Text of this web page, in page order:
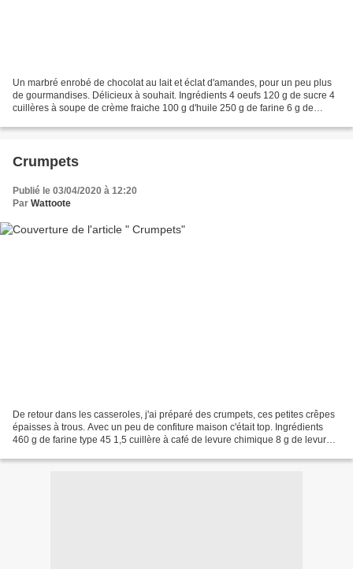
Un marbré enrobé de chocolat au lait et éclat d'amandes, pour un peu plus
de gourmandises. Délicieux à souhait. Ingrédients 4 oeufs 120 g de sucre 4
cuillères à soupe de crème fraiche 100 g d'huile 250 g de farine 6 g de
Crumpets
Publié le 03/04/2020 à 12:20
Par Wattoote
De retour dans les casseroles, j'ai préparé des crumpets, ces petites crêpes
épaisses à trous. Avec un peu de confiture maison c'était top. Ingrédients
460 g de farine type 45 1,5 cuillère à café de levure chimique 8 g de levure